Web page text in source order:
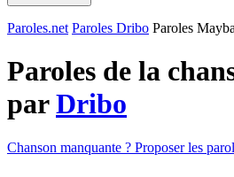
Paroles.net Paroles Dribo Paroles
Paroles de la
parDribo
Chanson manquante ? Proposer les